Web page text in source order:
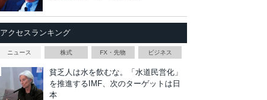
アクセスランキング
ニュース 株式 FX・先物 ビジネス
貧乏人は水を飲むな。「水道民営化」
を推進するIMF、次のターゲットは日
本